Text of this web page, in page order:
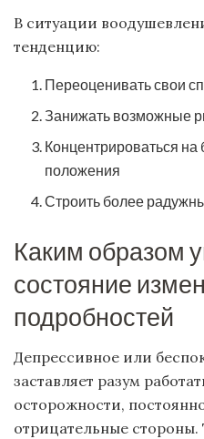
В ситуации
тенденцию:
Переоценивать свои
Занижать возможные
Концентрироваться на
положения
Строить более
Каким образом
состояние
подробностей
Депрессивное или
заставляет разум
осторожности,
отрицательные